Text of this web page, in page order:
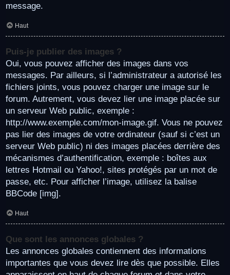
message.
Haut
Puis-je publier des images ?
Oui, vous pouvez afficher des images dans vos
messages. Par ailleurs, si l’administrateur a autorisé les
fichiers joints, vous pouvez charger une image sur le
forum. Autrement, vous devez lier une image placée sur
un serveur Web public, exemple :
http://www.exemple.com/mon-image.gif. Vous ne pouvez
pas lier des images de votre ordinateur (sauf si c’est un
serveur Web public) ni des images placées derrière des
mécanismes d’authentification, exemple : boîtes aux
lettres Hotmail ou Yahoo!, sites protégés par un mot de
passe, etc. Pour afficher l’image, utilisez la balise
BBCode [img].
Haut
Que sont les annonces globales ?
Les annonces globales contiennent des informations
importantes que vous devez lire dès que possible. Elles